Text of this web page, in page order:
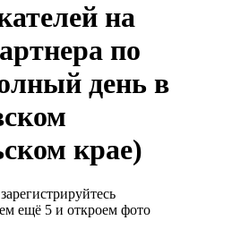
на
по
день в
крае)
ещё 5 и откроем фото